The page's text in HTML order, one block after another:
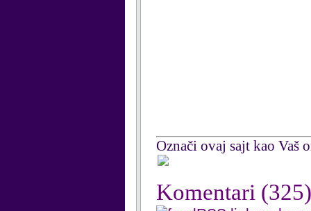
Označi ovaj sajt kao Vaš
Komentari (325)